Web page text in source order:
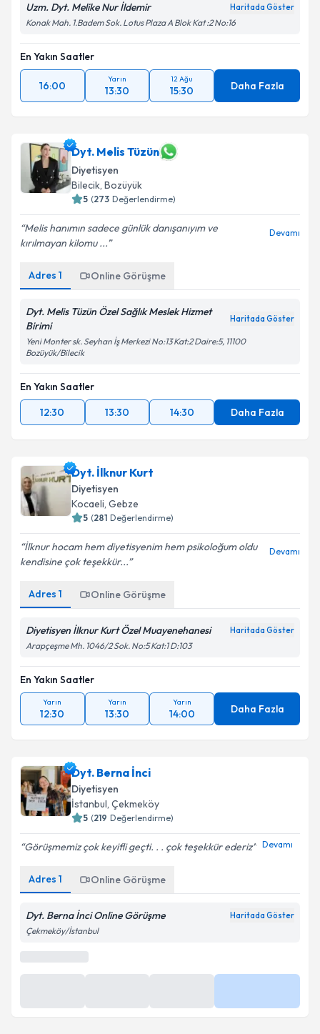
Uzm. Dyt. Melike Nur İldemir Haritada Göster
Konak Mah. 1.Badem Sok. Lotus Plaza A Blok Kat :2 No:16
En Yakın Saatler
16:00
Yarın
13:30
12 Ağu
15:30 Daha Fazla
Dyt. Melis Tüzün
Diyetisyen
Bilecik, Bozüyük
5 (273 Değerlendirme)
Melis hanımın sadece günlük danışanıyım ve
kırılmayan kilomu ...
Devamı
Adres 1 Online Görüşme
Dyt. Melis Tüzün Özel Sağlık Meslek Hizmet
Birimi
Haritada Göster
Yeni Monter sk. Seyhan İş Merkezi No:13 Kat:2 Daire:5, 11100
Bozüyük/Bilecik
En Yakın Saatler
12:30
13:30 14:30 Daha Fazla
Dyt. İlknur Kurt
Diyetisyen
Kocaeli, Gebze
5 (281 Değerlendirme)
İlknur hocam hem diyetisyenim hem psikoloğum oldu
kendisine çok teşekkür...
Devamı
Adres 1 Online Görüşme
Diyetisyen İlknur Kurt Özel Muayenehanesi Haritada Göster
Arapçeşme Mh. 1046/2 Sok. No:5 Kat:1 D:103
En Yakın Saatler
Yarın
12:30
Yarın
13:30
Yarın
14:00 Daha Fazla
Dyt. Berna İnci
Diyetisyen
İstanbul, Çekmeköy
5 (219 Değerlendirme)
Görüşmemiz çok keyifli geçti. . . çok teşekkür ederiz Devamı
Adres 1 Online Görüşme
Online Görüşme
Bu uzman online danışmanlık hizmeti sunmaktadır.